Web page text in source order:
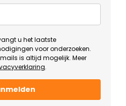
u het laatste
voor onderzoeken.
is altijd mogelijk. Meer
.